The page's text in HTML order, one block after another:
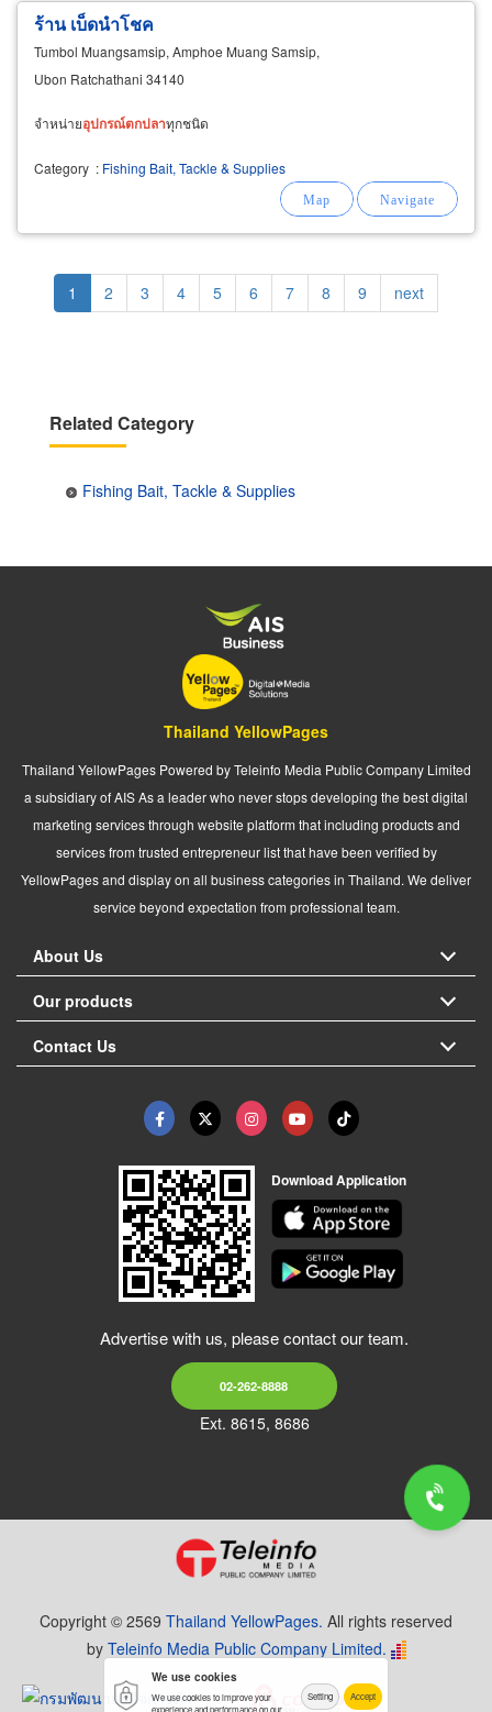
ร้าน เบ็ดนำโชค
Tumbol Muangsamsip, Amphoe Muang Samsip,
Ubon Ratchathani 34140
จำหน่ายอุปกรณ์ตกปลาทุกชนิด
Category : Fishing Bait, Tackle & Supplies
Pagination
Current
page
1 Page
2 Page
3 Page
4 Page
5 Page
6 Page
7 Page
8 Page
9
Next
page
next
Related Category
Fishing Bait, Tackle & Supplies
Thailand YellowPages
Thailand YellowPages Powered by Teleinfo Media Public Company Limited
a subsidiary of AIS As a leader who never stops developing the best digital
marketing services through website platform that including products and
services from trusted entrepreneur list that have been verified by
YellowPages and display on all business categories in Thailand. We deliver
service beyond expectation from professional team.
About Us
Our products
Contact Us
Download Application
Advertise with us, please contact our team.
02-262-8888
Ext. 8615, 8686
Copyright © 2569 Thailand YellowPages. All rights reserved
by Teleinfo Media Public Company Limited.
We use cookies
We use cookies to improve your
experience and performance on our
Setting Accept